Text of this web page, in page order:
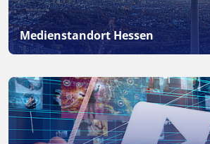
Medienstandort Hessen